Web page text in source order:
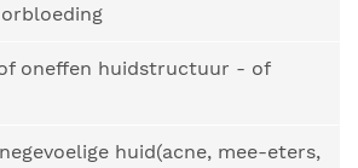
oneffen huidstructuur - of
huid(acne, mee-eters,